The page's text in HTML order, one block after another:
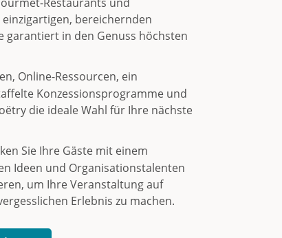
bereichernden
garantiert in den Genuss höchsten
Online-Ressourcen, ein
Konzessionsprogramme und
die ideale Wahl für Ihre nächste
Sie Ihre Gäste mit einem
Ideen und Organisationstalenten
um Ihre Veranstaltung auf
Erlebnis zu machen.